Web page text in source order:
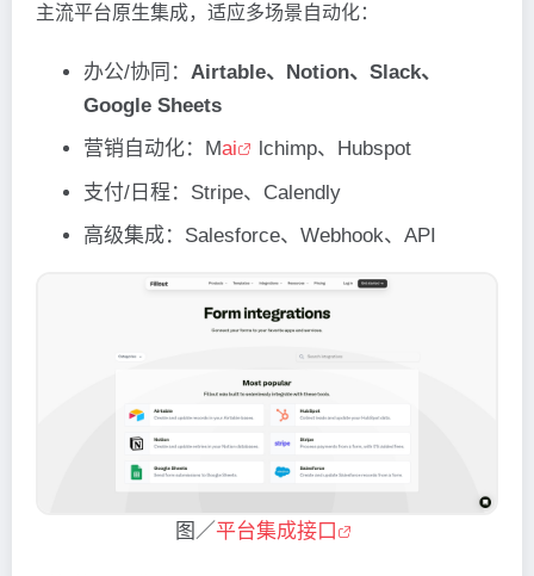
主流平台原生集成，适应多场景自动化：
办公/协同： Airtable、Notion、Slack、
Google Sheets
营销自动化：Mai
lchimp、Hubspot
支付/日程：Stripe、Calendly
高级集成：Salesforce、Webhook、API
图／ 平台集成接口